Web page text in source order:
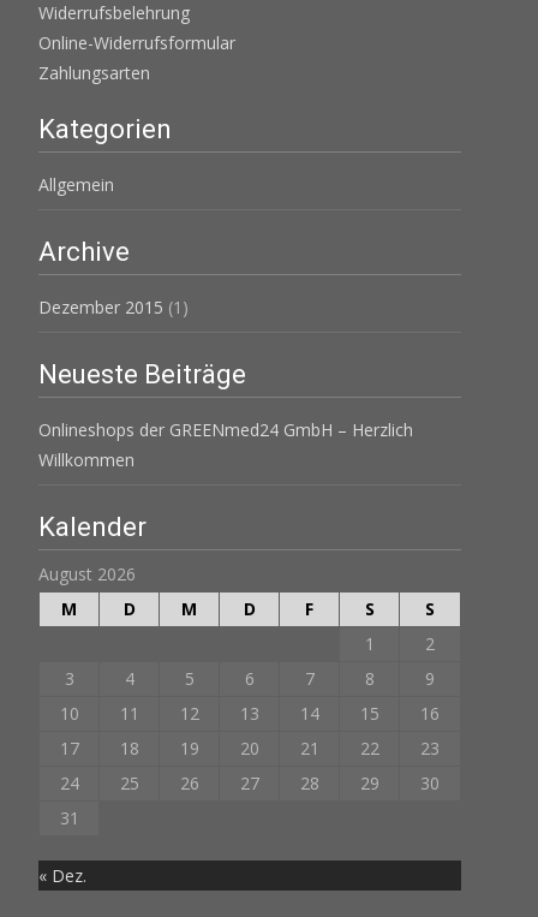
Widerrufsbelehrung
Online-Widerrufsformular
Zahlungsarten
Kategorien
Allgemein
Archive
Dezember 2015 (1)
Neueste Beiträge
Onlineshops der GREENmed24 GmbH – Herzlich
Willkommen
Kalender
August 2026
M
D M D F S
S
1
2
3
4 5 6 7 8
9
10
11 12 13 14 15
16
17
18 19 20 21 22
23
24
25 26 27 28 29
30
31
« Dez.